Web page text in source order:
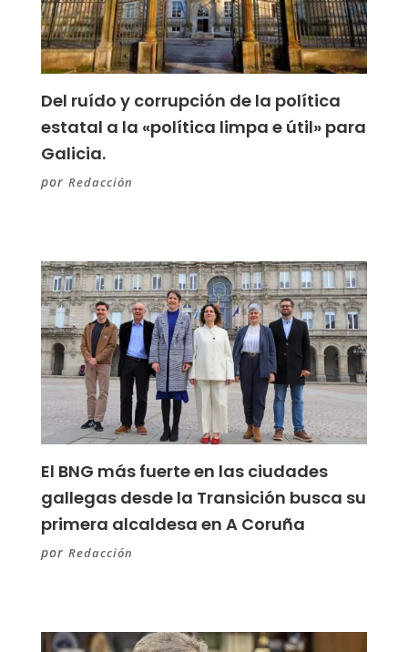
Del ruído y corrupción de la política
estatal a la «política limpa e útil» para
Galicia.
por Redacción
El BNG más fuerte en las ciudades
gallegas desde la Transición busca su
primera alcaldesa en A Coruña
por Redacción